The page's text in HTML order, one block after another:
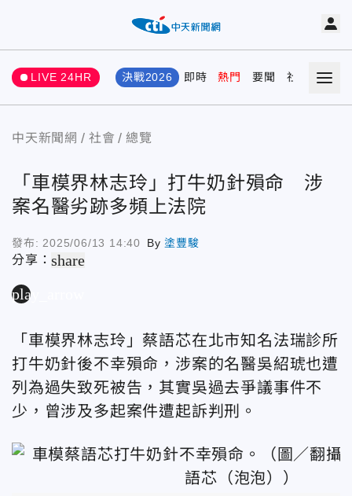
LIVE 24HR 決戰2026 即時 熱門 要聞 社會 娛樂
中天新聞網 社會 總覽
「車模界林志玲」打牛奶針殞命 涉
案名醫劣跡多頻上法院
發布: 2025/06/13 14:40 By塗豐駿
分享：share
play_arrow
「車模界林志玲」蔡語芯在北市知名法瑞診所
打牛奶針後不幸殞命，涉案的名醫吳紹琥也遭
列為過失致死被告，其實吳過去爭議事件不
少，曾涉及多起案件遭起訴判刑。